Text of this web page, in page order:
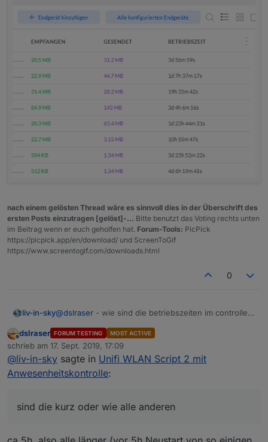
und da fehlt dann immer ein AP
nach einem gelösten Thread wäre es sinnvoll dies in der Überschrift des
ersten Posts einzutragen [gelöst]-... Bitte benutzt das Voting rechts unten
im Beitrag wenn er euch geholfen hat. Forum-Tools: PicPick
https://picpick.app/en/download/ und ScreenToGif
https://www.screentogif.com/downloads.html
0
liv-in-sky@dslraser - wie sind die betriebszeiten im controller
anderen
Offline
dslraser FORUM TESTING MOST ACTIVE
schrieb am 17. Sept. 2019, 17:09
zuletzt editiert von
@liv-in-sky sagte in Unifi WLAN Script 2 mit
Anwesenheitskontrolle:
sind die kurz oder wie alle anderen